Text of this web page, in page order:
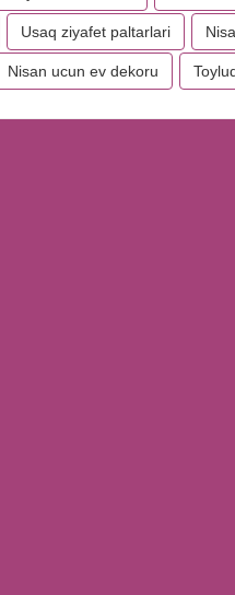
Usaq ziyafet paltarlari
Nisan ucun ev dekoru